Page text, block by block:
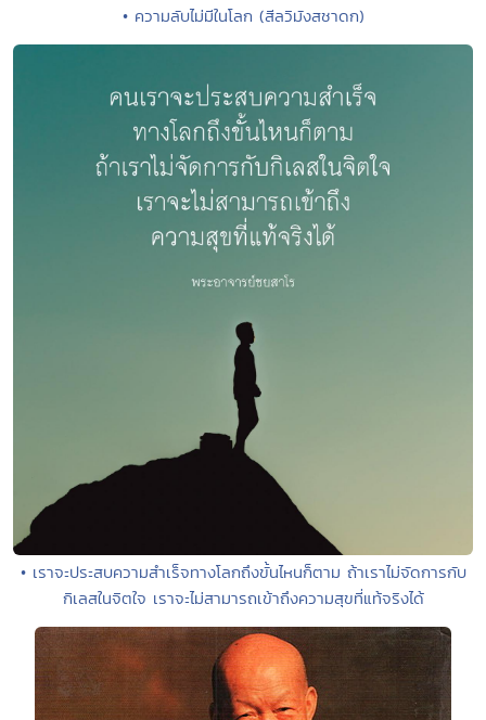
• ความลับไม่มีในโลก (สีลวิมังสชาดก)
• เราจะประสบความสำเร็จทางโลกถึงขั้นไหนก็ตาม ถ้าเราไม่จัดการกับ
กิเลสในจิตใจ เราจะไม่สามารถเข้าถึงความสุขที่แท้จริงได้